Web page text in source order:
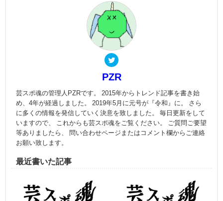
PZR
芸スポ魂の管理人PZRです。 2015年からトレンド記事を書き始
め、4年が経過しました。 2019年5月に元号が『令和』に。 さら
に多くの情報を発信していく決意を致しました。 毎日更新をして
いますので、 これからも芸スポ魂をご覧ください。 ご質問ご要望
等ありましたら、 問い合わせページまたはコメント欄からご連絡
お願い致します。
最近書いた記事